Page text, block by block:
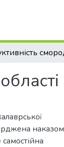
наказом